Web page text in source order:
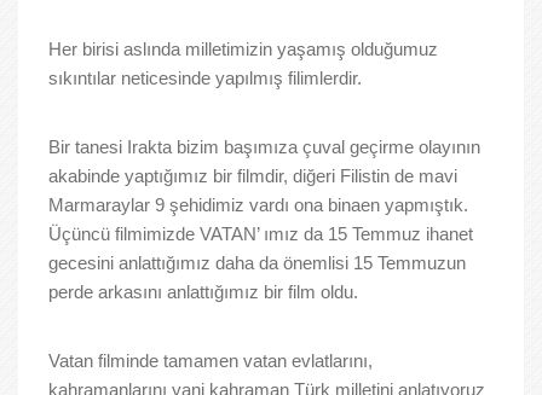
Her birisi aslında milletimizin yaşamış olduğumuz
sıkıntılar neticesinde yapılmış filimlerdir.
Bir tanesi Irakta bizim başımıza çuval geçirme olayının
akabinde yaptığımız bir filmdir, diğeri Filistin de mavi
Marmaraylar 9 şehidimiz vardı ona binaen yapmıştık.
Üçüncü filmimizde VATAN’ ımız da 15 Temmuz ihanet
gecesini anlattığımız daha da önemlisi 15 Temmuzun
perde arkasını anlattığımız bir film oldu.
Vatan filminde tamamen vatan evlatlarını,
kahramanlarını yani kahraman Türk milletini anlatıyoruz